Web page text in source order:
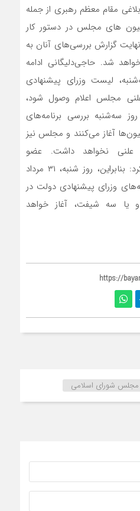
مقام معظم رهبری از جمله
های مجلس در دستور کار
گزارش بررسی‌های آنان به
شد. حاجی‌دلیگانی ادامه
لیست وزرای پیشنهادی
مجلس اعلام وصول شود،
سه‌شنبه بررسی برنامه‌های
آغاز می‌کنند و مجلس نیز
علنی نخواهد داشت. عضو
هیئت‌رئیسه مجلس بیان کرد: بنابراین، روز شنبه، ۳۱ مرداد
وزرای پیشنهادی دولت در
سه شیفت، آغاز خواهد
https://
مجلس شورای اسلامی